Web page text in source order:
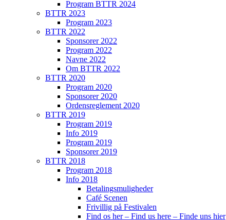
Program BTTR 2024
BTTR 2023
Program 2023
BTTR 2022
Sponsorer 2022
Program 2022
Navne 2022
Om BTTR 2022
BTTR 2020
Program 2020
Sponsorer 2020
Ordensreglement 2020
BTTR 2019
Program 2019
Info 2019
Program 2019
Sponsorer 2019
BTTR 2018
Program 2018
Info 2018
Betalingsmuligheder
Café Scenen
Frivillig på Festivalen
Find os her – Find us here – Finde uns hier